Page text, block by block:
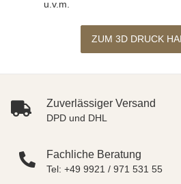
u.v.m.
ZUM 3D DRUCK
Zuverlässiger Versand
DPD und DHL
Fachliche Beratung
Tel: +49 9921 / 971 531 55